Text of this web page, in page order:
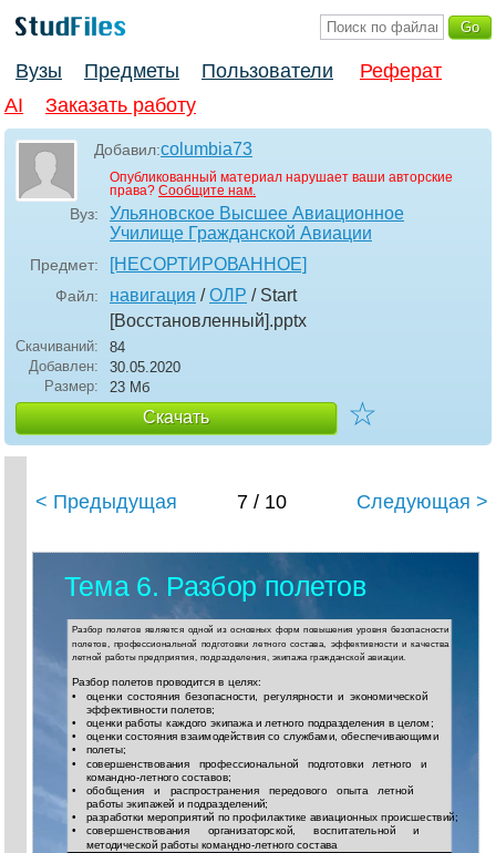
Вузы Предметы Пользователи
Реферат
AI
Заказать работу
Добавил:columbia73
Опубликованный материал нарушает ваши авторские
права? Сообщите нам.
Вуз:
Ульяновское Высшее Авиационное
Училище Гражданской Авиации
Предмет: [НЕСОРТИРОВАННОЕ]
Файл: навигация /ОЛР / Start
[Восстановленный].pptx
Скачиваний:
84
Добавлен:
30.05.2020
Размер:
23 Мб
Скачать ☆
< Предыдущая 7 / 10 Следующая >
Тема 6. Разбор полетов
Разбор полетов является одной из основных форм повышения уровня безопасности
полетов, профессиональной подготовки летного состава, эффективности и качества
летной работы предприятия, подразделения, экипажа гражданской авиации.
Разбор полетов проводится в целях:
•
оценки состояния безопасности, регулярности и экономической
эффективности полетов;
•
оценки работы каждого экипажа и летного подразделения в целом;
•
оценки состояния взаимодействия со службами, обеспечивающими
•
полеты;
•
совершенствования профессиональной подготовки летного и
командно-летного составов;
•
обобщения и распространения передового опыта летной
работы экипажей и подразделений;
• разработки мероприятий по профилактике авиационных происшествий;
•
совершенствования организаторской, воспитательной и
методической работы командно-летного состава